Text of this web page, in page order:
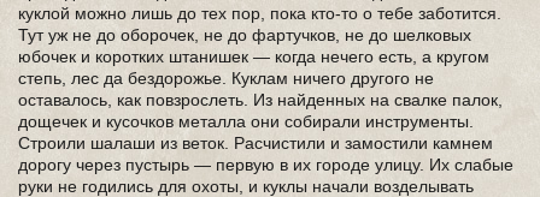
куклой можно лишь до тех пор, пока кто-то о тебе заботится.
Тут уж не до оборочек, не до фартучков, не до шелковых
юбочек и коротких штанишек — когда нечего есть, а кругом
степь, лес да бездорожье. Куклам ничего другого не
оставалось, как повзрослеть. Из найденных на свалке палок,
дощечек и кусочков металла они собирали инструменты.
Строили шалаши из веток. Расчистили и замостили камнем
дорогу через пустырь — первую в их городе улицу. Их слабые
руки не годились для охоты, и куклы начали возделывать